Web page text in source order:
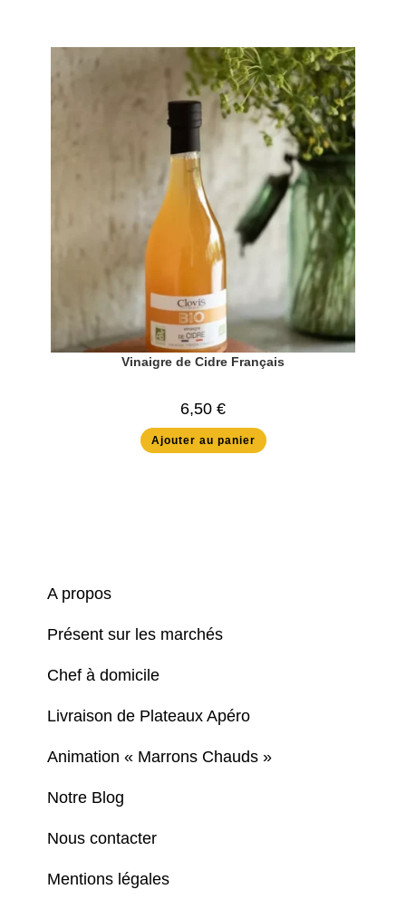
Vinaigre de Cidre Français
6,50 €
Ajouter au panier
A propos
Présent sur les marchés
Chef à domicile
Livraison de Plateaux Apéro
Animation « Marrons Chauds »
Notre Blog
Nous contacter
Mentions légales